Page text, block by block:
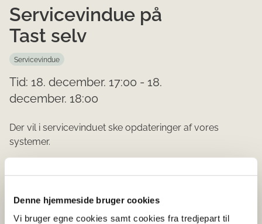
Denne hjemmeside bruger cookies
Vi bruger egne cookies samt cookies fra tredjepart til
Servicevindue på
Tast selv
Servicevindue
Tid: 18. december. 17:00 - 18.
december. 18:00
Der vil i servicevinduet ske opdateringer af vores
systemer.
Tid:
17-12-2025 kl. 13.52